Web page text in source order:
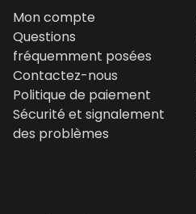
Mon compte
Questions
fréquemment posées
Contactez-nous
Politique de paiement
Sécurité et signalement
des problèmes